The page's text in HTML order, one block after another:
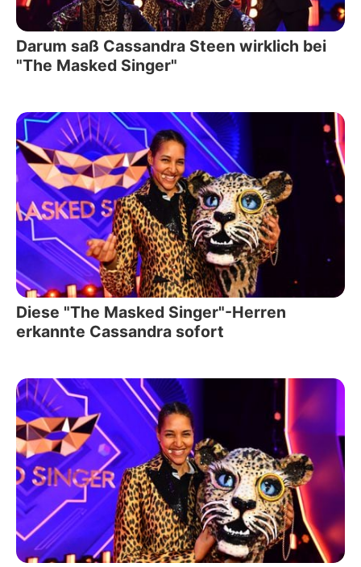
Darum saß Cassandra Steen wirklich bei
"The Masked Singer"
Diese "The Masked Singer"-Herren
erkannte Cassandra sofort